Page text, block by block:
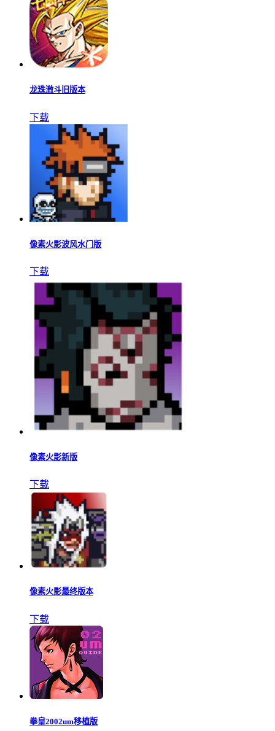
龙珠激斗旧版本
下载
像素火影波风水门版
下载
像素火影新版
下载
像素火影最终版本
下载
拳皇2002um移植版